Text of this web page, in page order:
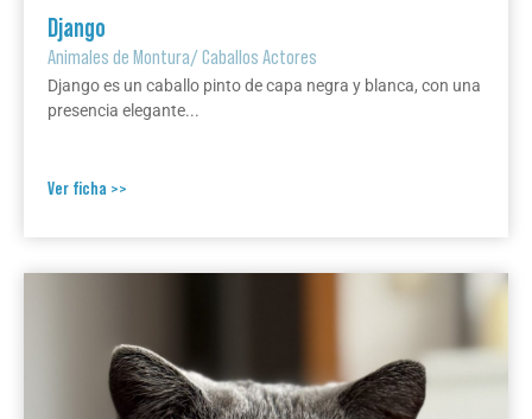
Django
Animales de Montura/Caballos Actores
Django es un caballo pinto de capa negra y blanca, con una
presencia elegante...
Ver ficha >>